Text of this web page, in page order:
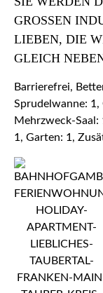
GROSSEN
IEBEN, DIE
LEICH
Barrierefrei,
Sprudelwanne:
Mehrzweck-Saal:
1, Garten: 1,